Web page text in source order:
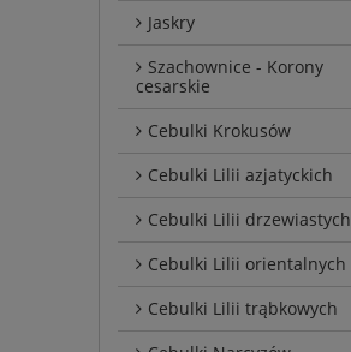
Jaskry
Szachownice - Korony
cesarskie
Cebulki Krokusów
Cebulki Lilii azjatyckich
Cebulki Lilii drzewiastych
Cebulki Lilii orientalnych
Cebulki Lilii trąbkowych